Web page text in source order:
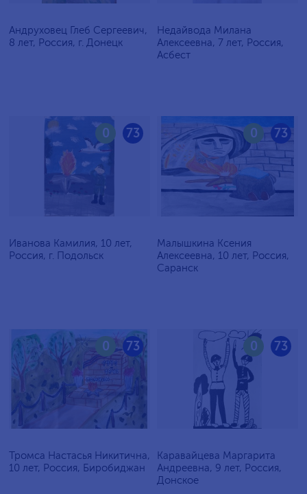
Андруховец Глеб Сергеевич,
8 лет, Россия, г. Донецк
Недайвода Милана
Алексеевна, 7 лет, Россия,
Асбест
73
0
Иванова Камилия, 10 лет,
Россия, г. Подольск
73
0
Малышкина Ксения
Алексеевна, 10 лет, Россия,
Саранск
73
0
Тромса Настасья Никитична,
10 лет, Россия, Биробиджан
73
0
Каравайцева Маргарита
Андреевна, 9 лет, Россия,
Донское